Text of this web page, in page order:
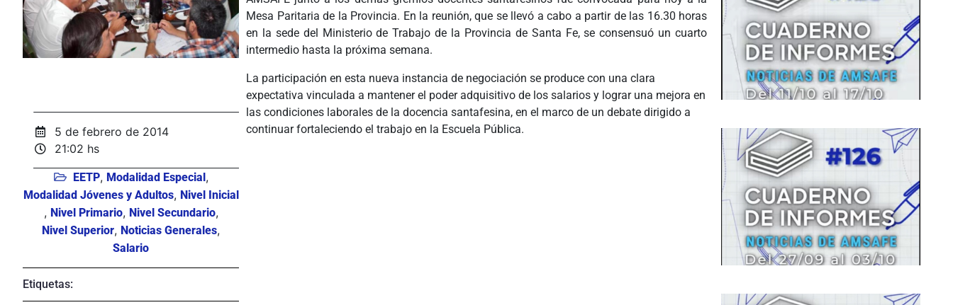
5 de febrero de 2014
21:02 hs
EETP, Modalidad Especial ,
Modalidad Jóvenes y Adultos, Nivel Inicial
, Nivel Primario, Nivel Secundario,
Nivel Superior, Noticias Generales,
Salario
Etiquetas:
Mesa Paritaria de la Provincia. En la reunión, que se llevó a cabo a partir de las 16.30 horas
en la sede del Ministerio de Trabajo de la Provincia de Santa Fe, se consensuó un cuarto
intermedio hasta la próxima semana.
La participación en esta nueva instancia de negociación se produce con una clara
expectativa vinculada a mantener el poder adquisitivo de los salarios y lograr una mejora en
las condiciones laborales de la docencia santafesina, en el marco de un debate dirigido a
continuar fortaleciendo el trabajo en la Escuela Pública.